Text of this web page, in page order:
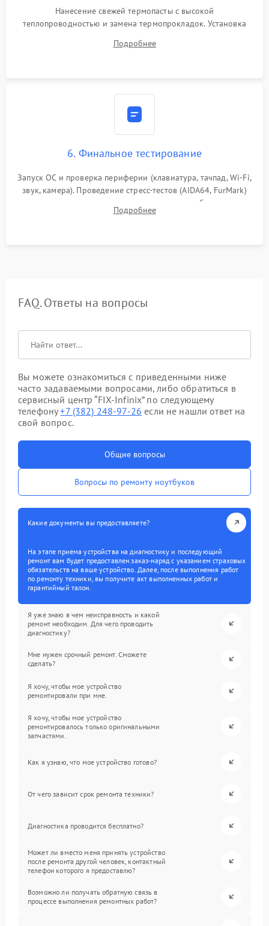
Нанесение свежей термопасты с высокой
теплопроводностью и замена термопрокладок. Установка
шлейфов, модулей памяти и накопителей. Предварительная
Подробнее
6. Финальное тестирование
Запуск ОС и проверка периферии (клавиатура, тачпад, Wi-Fi,
звук, камера). Проведение стресс-тестов (AIDA64, FurMark)
для контроля температурного режима и стабильности
системы под пиковой нагрузкой.
Подробнее
FAQ. Ответы на вопросы
Вы можете ознакомиться с приведенными ниже
часто задаваемыми вопросами, либо обратиться в
сервисный центр “FIX-Infinix” по следующему
телефону+7 (382) 248-97-26 если не нашли ответ на
свой вопрос.
Общие вопросы
Вопросы по ремонту ноутбуков
Какие документы вы предоставляете?
На этапе приема устройства на диагностику и последующий
ремонт вам будет предоставлен заказ-наряд с указанием страховых
обязательств на ваше устройство. Далее, после выполнения работ
по ремонту техники, вы получите акт выполненных работ и
гарантийный талон.
Я уже знаю в чем неисправность и какой
ремонт необходим. Для чего проводить
диагностику?
Мне нужен срочный ремонт. Сможете
сделать?
Я хочу, чтобы мое устройство
ремонтировали при мне.
Я хочу, чтобы мое устройство
ремонтировалось только оригинальными
запчастями.
Как я узнаю, что мое устройство готово?
От чего зависит срок ремонта техники?
Диагностика проводится бесплатно?
Может ли вместо меня принять устройство
после ремонта другой человек, контактный
телефон которого я предоставлю?
Возможно ли получать обратную связь в
процессе выполнения ремонтных работ?